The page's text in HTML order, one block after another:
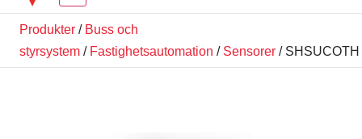
Produkter / Buss och
styrsystem / Fastighetsautomation / Sensorer / SHSUCOTH